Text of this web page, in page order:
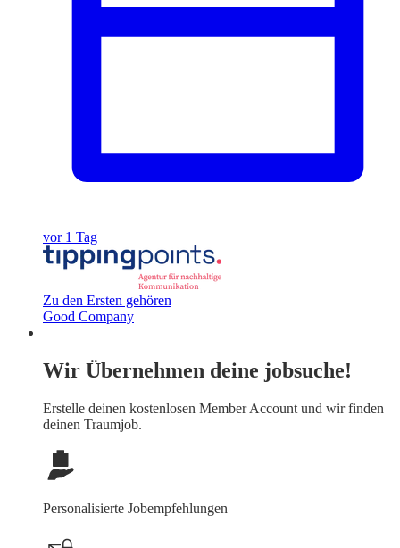
vor 1 Tag
Zu den Ersten gehören
Good Company
Wir Übernehmen deine jobsuche!
Erstelle deinen kostenlosen Member Account und wir finden
deinen Traumjob.
Personalisierte Jobempfehlungen